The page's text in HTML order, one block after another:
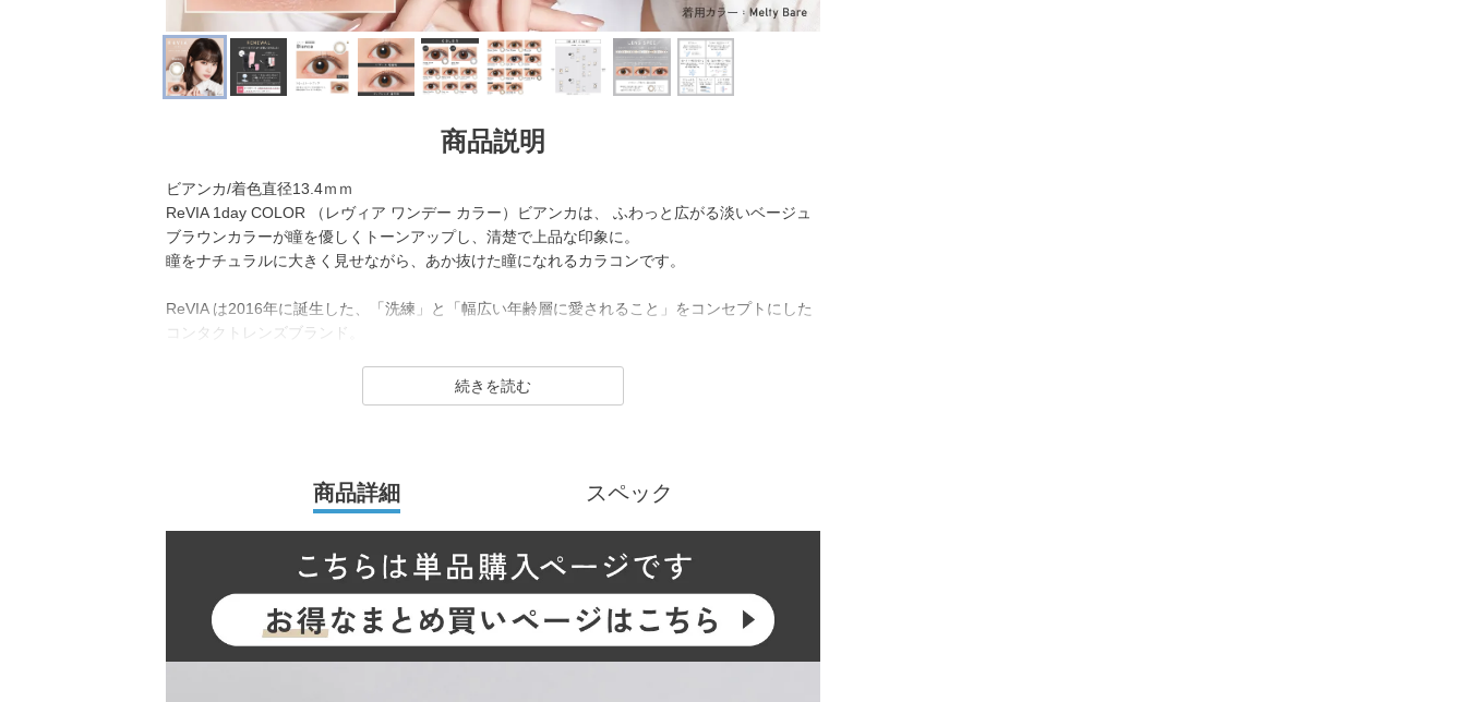
商品説明
ビアンカ/着色直径13.4ｍｍ
ReVIA 1day COLOR （レヴィア ワンデー カラー）ビアンカは、 ふわっと広がる淡いベージュ
ブラウンカラーが瞳を優しくトーンアップし、清楚で上品な印象に。
瞳をナチュラルに大きく見せながら、あか抜けた瞳になれるカラコンです。
ReVIA は2016年に誕生した、「洗練」と「幅広い年齢層に愛されること」をコンセプトにした
コンタクトレンズブランド。
1day（ワンデー）／1month（ワンマンス）／CLEAR（クリア）／Blue Light Barrier（ブルーラ
イトバリア）／TORIC（トーリック） といった幅広いシリーズを展開しており、その中でもカ
2026年には、ブランド誕生から10周年を迎えるにあたり、新イメージモデルに KIM CHAEWO
ク）も誕生し、さらに充実したラインナップに。
裸眼風のナチュラルデザインから、さりげなく盛れるタイプ、普段使いに最適なサークルレン
ズ、クリアコンタクトレンズまで、 豊富なバリエーションで多くの方々の瞳に寄り添い続けて
います。
商品詳細 スペック